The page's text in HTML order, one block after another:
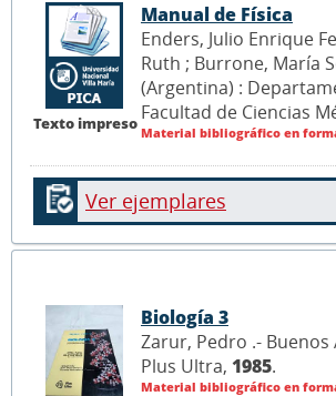
Texto impreso
Manual de Física
Enders, Julio Enrique
Ruth ; Burrone, María
(Argentina) :
Facultad de Ciencias
Material bibliográfico en
Ver ejemplares
Biología 3
Zarur, Pedro .- Buenos
Plus Ultra, 1985.
Material bibliográfico en